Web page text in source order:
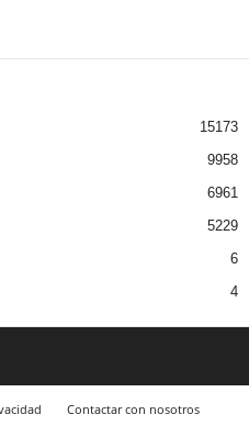
15173
9958
6961
5229
6
4
Contactar con nosotros